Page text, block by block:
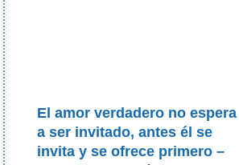
El amor verdadero no espera
a ser invitado, antes él se
invita y se ofrece primero –